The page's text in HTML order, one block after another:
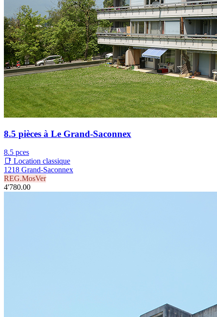
8.5 pièces à Le Grand-Saconnex
8.5 pces
📑 Location classique
1218 Grand-Saconnex
REG.MosVer
4'780.00